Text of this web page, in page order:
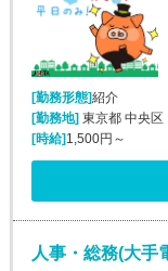
[勤務形態]紹介
[勤務地] 東京都 中央区
[時給] 1,500円～